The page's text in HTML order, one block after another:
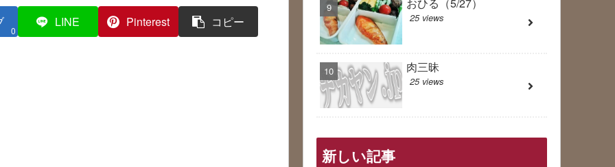
0
LINE Pinterest コピー 25 views
肉三昧
25 views
新しい記事